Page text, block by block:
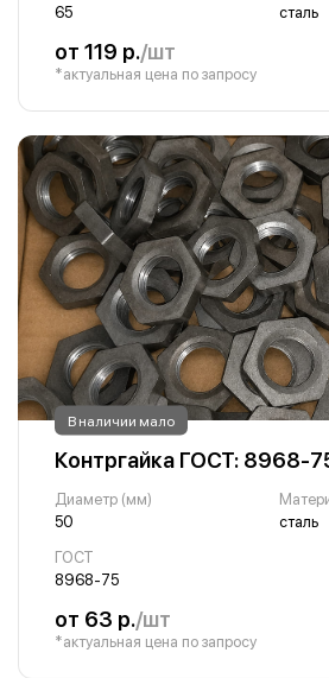
65
сталь
от 119 р./шт
*актуальная цена по запросу
В наличии мало
Контргайка ГОСТ: 8968-
Диаметр (мм)
50
сталь
ГОСТ
8968-75
от 63 р./шт
*актуальная цена по запросу